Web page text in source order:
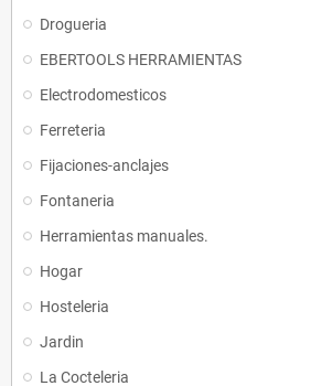
Drogueria
EBERTOOLS HERRAMIENTAS
Electrodomesticos
Ferreteria
Fijaciones-anclajes
Fontaneria
Herramientas manuales.
Hogar
Hosteleria
Jardin
La Cocteleria